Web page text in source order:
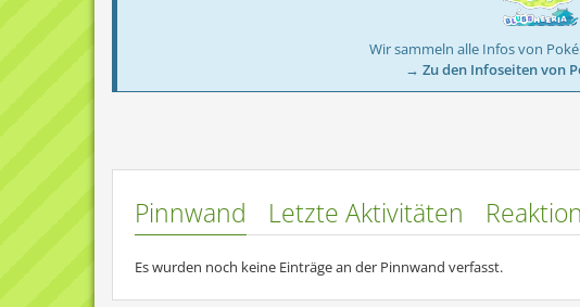
Wir sammeln alle Infos von
→ Zu den Infoseiten von
Pinnwand Letzte Aktivitäten
Es wurden noch keine Einträge an der Pinnwand verfasst.